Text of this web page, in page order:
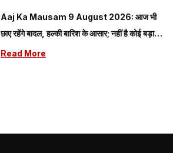
Aaj Ka Mausam 9 August 2026: आज भी
छाए रहेंगे बादल, हल्की बारिश के आसार; नहीं है कोई बड़ा
अलर्ट
Read More